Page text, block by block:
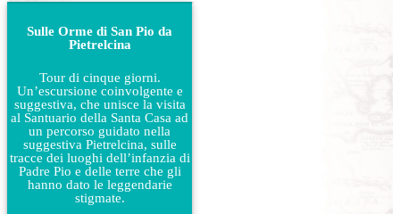
Sulle Orme di San Pio da
Pietrelcina
Tour di cinque giorni.
Un’escursione coinvolgente e
suggestiva, che unisce la visita
al Santuario della Santa Casa ad
un percorso guidato nella
suggestiva Pietrelcina, sulle
tracce dei luoghi dell’infanzia di
Padre Pio e delle terre che gli
hanno dato le leggendarie
stigmate.